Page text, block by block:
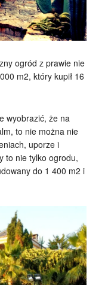
ogród z prawie nie
m2, który kupił 16
wyobrazić, że na
to nie można nie
uporze i
to nie tylko ogrodu,
do 1 400 m2 i